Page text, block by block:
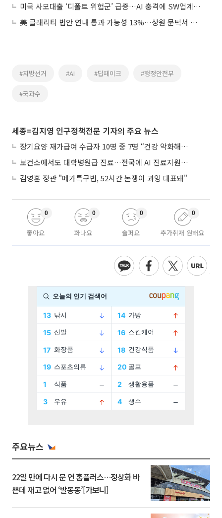
미국 사모대출 ‘디폴트 위험군’ 급증…AI 충격에 SW업계 부실 확산
美 클래리티 법안 연내 통과 가능성 13%…상원 문턱서 제동
#지방선거 #AI #딥페이크 #행정안전부
#국과수
세종=김지영 인구정책전문 기자의 주요 뉴스
장기요양 재가급여 수급자 10명 중 7명 “건강 악화해도 집에서”
보건소에서도 대학병원급 진료…전국에 AI 진료지원도구 보급
김영훈 장관 "메가특구법, 52시간 논쟁이 과잉 대표돼"
좋아요
0
화나요
0
슬퍼요
0
추가취재 원해요
0
주요뉴스
22일 만에 다시 문 연 홈플러스…정상화 바
쁜데 재고 없어 ‘발동동’[가보니]